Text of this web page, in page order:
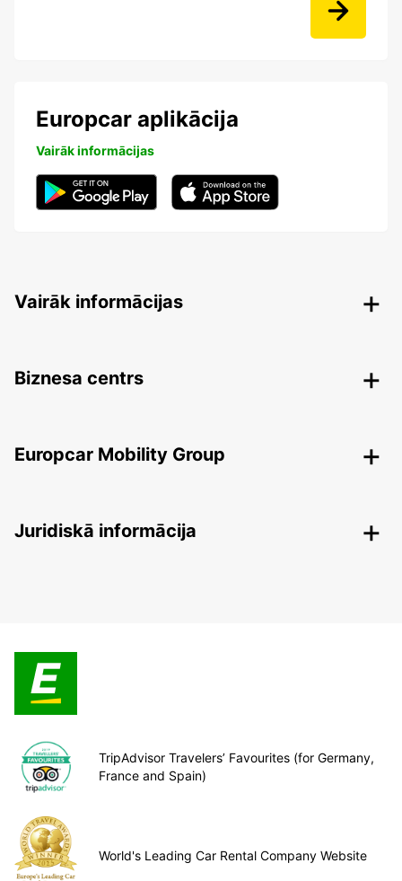
Europcar aplikācija
Vairāk informācijas
Vairāk informācijas
Biznesa centrs
Europcar Mobility Group
Juridiskā informācija
TripAdvisor Travelers’ Favourites (for Germany,
France and Spain)
World's Leading Car Rental Company Website